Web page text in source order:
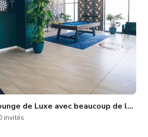
de Luxe avec beaucoup de
invités